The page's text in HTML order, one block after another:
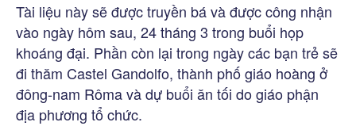
Tài liệu này sẽ được truyền bá và được công nhận
vào ngày hôm sau, 24 tháng 3 trong buổi họp
khoáng đại. Phần còn lại trong ngày các bạn trẻ sẽ
đi thăm Castel Gandolfo, thành phố giáo hoàng ở
đông-nam Rôma và dự buổi ăn tối do giáo phận
địa phương tổ chức.